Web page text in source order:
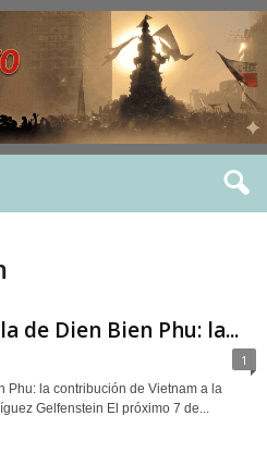
de Dien Bien Phu: la...
1
Phu: la contribución de Vietnam a la
Gelfenstein El próximo 7 de...